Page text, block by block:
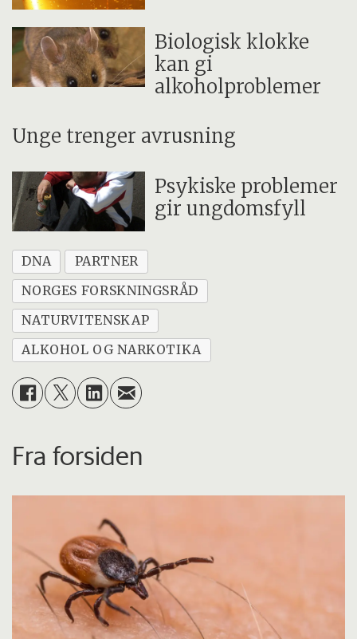
Biologisk klokke
kan gi
alkoholproblemer
Unge trenger avrusning
Psykiske problemer
gir ungdomsfyll
DNA
PARTNER
NORGES FORSKNINGSRÅD
NATURVITENSKAP
ALKOHOL OG NARKOTIKA
Fra forsiden